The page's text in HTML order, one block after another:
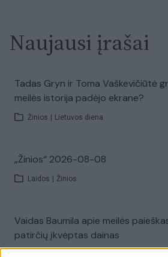
Naujausi įrašai
Tadas Gryn ir Toma Vaškevičiūtė
meilės istorija padėjo ekrane?
Žinios Lietuvos diena
„Žinios“ 2026-08-08
Laidos Žinios
Vaidas Baumila apie meilės
patirčių įkvėptas dainas